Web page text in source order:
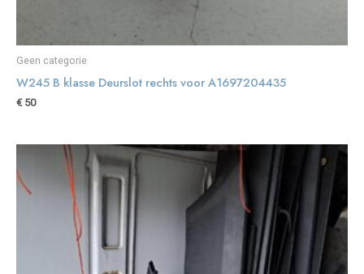
Geen categorie
W245 B klasse Deurslot rechts voor A1697204435
€50